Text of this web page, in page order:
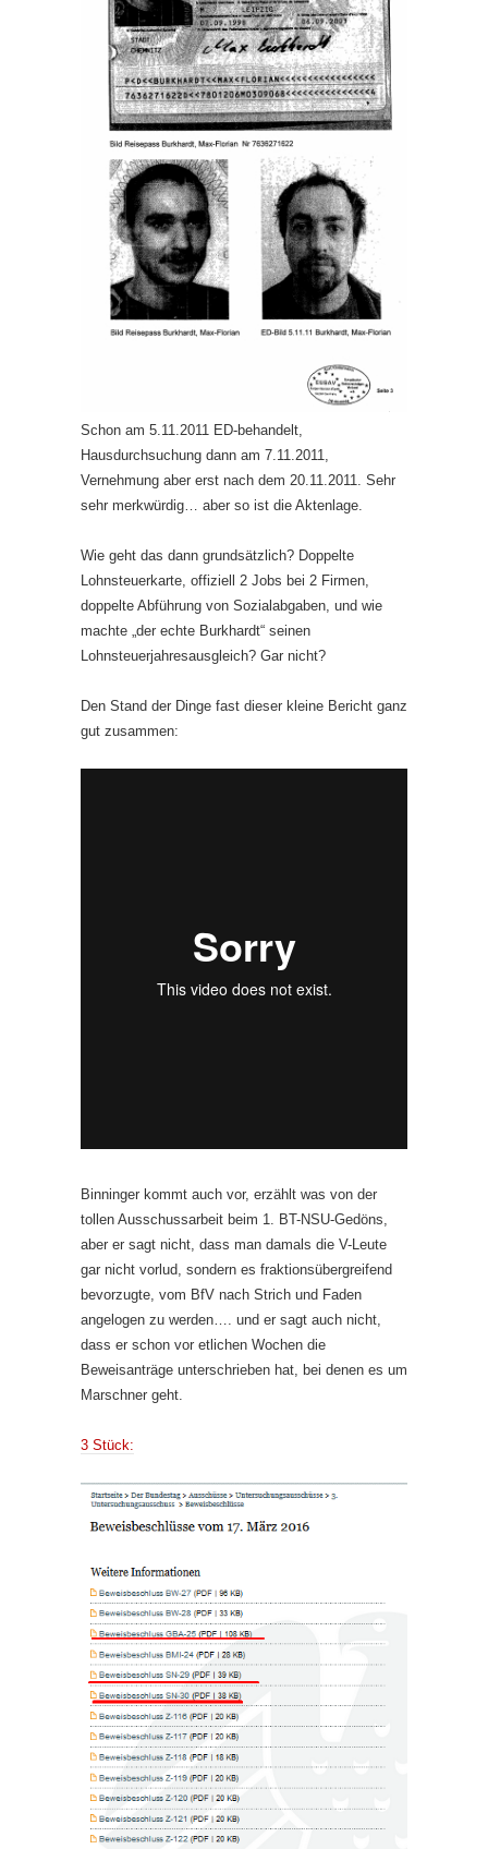
Schon am 5.11.2011 ED-behandelt,
Hausdurchsuchung dann am 7.11.2011,
Vernehmung aber erst nach dem 20.11.2011. Sehr
sehr merkwürdig… aber so ist die Aktenlage.
Wie geht das dann grundsätzlich? Doppelte
Lohnsteuerkarte, offiziell 2 Jobs bei 2 Firmen,
doppelte Abführung von Sozialabgaben, und wie
machte „der echte Burkhardt“ seinen
Lohnsteuerjahresausgleich? Gar nicht?
Den Stand der Dinge fast dieser kleine Bericht ganz
gut zusammen:
Binninger kommt auch vor, erzählt was von der
tollen Ausschussarbeit beim 1. BT-NSU-Gedöns,
aber er sagt nicht, dass man damals die V-Leute
gar nicht vorlud, sondern es fraktionsübergreifend
bevorzugte, vom BfV nach Strich und Faden
angelogen zu werden…. und er sagt auch nicht,
dass er schon vor etlichen Wochen die
Beweisanträge unterschrieben hat, bei denen es um
Marschner geht.
3 Stück: